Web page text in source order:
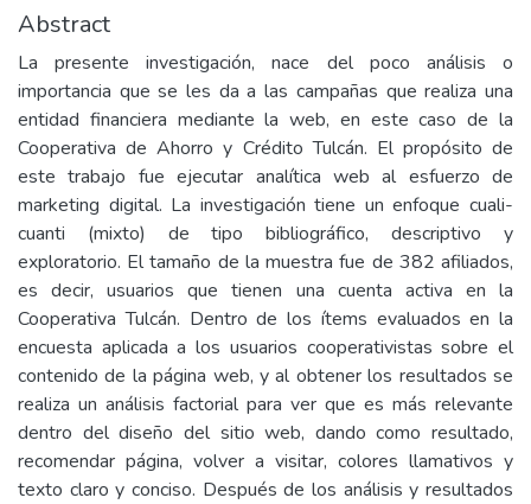
Abstract
La presente investigación, nace del poco análisis o
importancia que se les da a las campañas que realiza una
entidad financiera mediante la web, en este caso de la
Cooperativa de Ahorro y Crédito Tulcán. El propósito de
este trabajo fue ejecutar analítica web al esfuerzo de
marketing digital. La investigación tiene un enfoque cuali-
cuanti (mixto) de tipo bibliográfico, descriptivo y
exploratorio. El tamaño de la muestra fue de 382 afiliados,
es decir, usuarios que tienen una cuenta activa en la
Cooperativa Tulcán. Dentro de los ítems evaluados en la
encuesta aplicada a los usuarios cooperativistas sobre el
contenido de la página web, y al obtener los resultados se
realiza un análisis factorial para ver que es más relevante
dentro del diseño del sitio web, dando como resultado,
recomendar página, volver a visitar, colores llamativos y
texto claro y conciso. Después de los análisis y resultados